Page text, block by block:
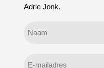
Adrie Jonk.
Geen
E-